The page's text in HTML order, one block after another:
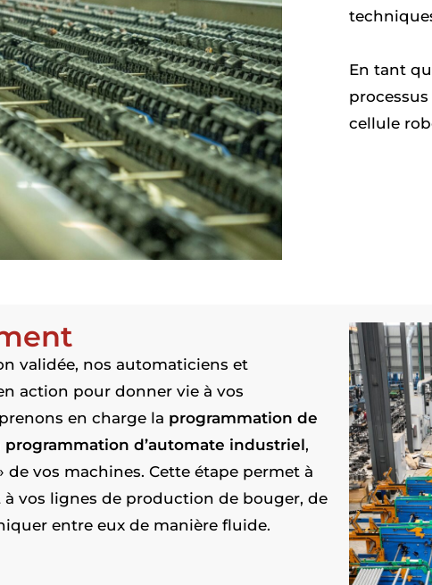
En tant
cellule
validée, nos automaticiens et
action pour donner vie à vos
en charge la programmation de
programmation d’automate industriel,
de vos machines. Cette étape permet à
à vos lignes de production de bouger, de
entre eux de manière fluide.